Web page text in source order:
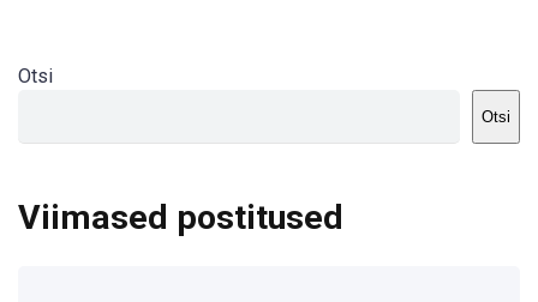
Otsi
Otsi
Viimased postitused